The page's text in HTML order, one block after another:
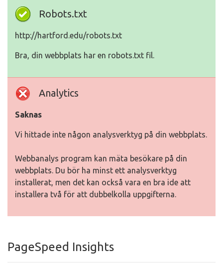
Robots.txt
http://hartford.edu/robots.txt
Bra, din webbplats har en robots.txt fil.
Analytics
Saknas
Vi hittade inte någon analysverktyg på din webbplats.
Webbanalys program kan mäta besökare på din
webbplats. Du bör ha minst ett analysverktyg
installerat, men det kan också vara en bra ide att
installera två för att dubbelkolla uppgifterna.
PageSpeed Insights